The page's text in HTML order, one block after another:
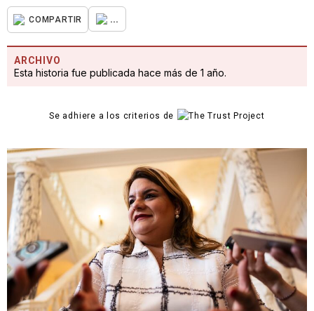
COMPARTIR ...
ARCHIVO
Esta historia fue publicada hace más de 1 año.
Se adhiere a los criterios de